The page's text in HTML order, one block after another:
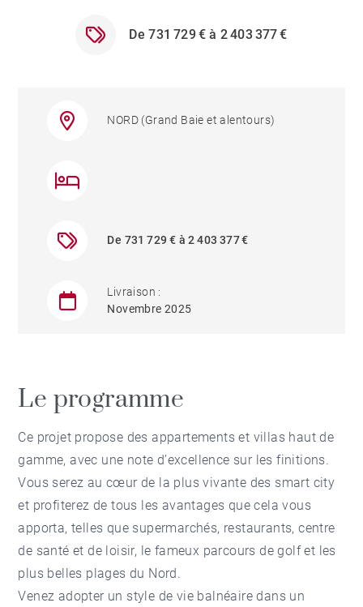
De 731 729 € à 2 403 377 €
NORD (Grand Baie et alentours)
De 731 729 € à 2 403 377 €
Livraison :
Novembre 2025
Le programme
Ce projet propose des appartements et villas haut de
gamme, avec une note d’excellence sur les finitions.
Vous serez au cœur de la plus vivante des smart city
et profiterez de tous les avantages que cela vous
apporta, telles que supermarchés, restaurants, centre
de santé et de loisir, le fameux parcours de golf et les
plus belles plages du Nord.
Venez adopter un style de vie balnéaire dans un